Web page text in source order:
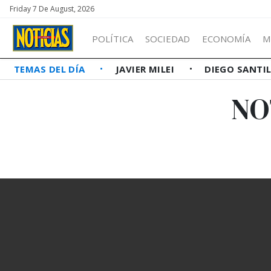
Friday 7 De August, 2026
POLÍTICA SOCIEDAD ECONOMÍA
TEMAS DEL DÍA JAVIER MILEI DIEGO